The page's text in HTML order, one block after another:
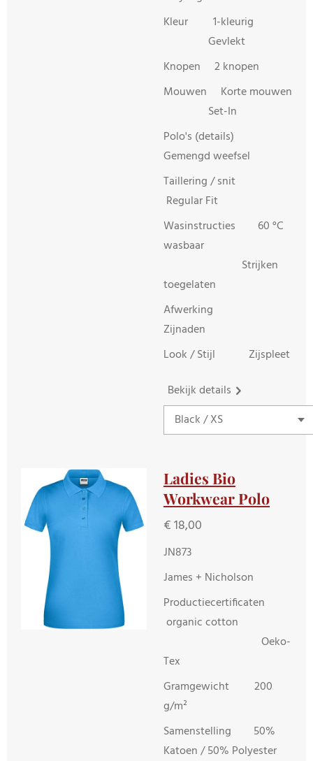
Kleur 1-kleurig
Gevlekt
Knopen 2 knopen
Mouwen Korte mouwen
Set-In
Polo's (details)
Gemengd weefsel
Taillering / snit
Regular Fit
Wasinstructies 60 °C
wasbaar
Strijken
toegelaten
Afwerking
Zijnaden
Look / Stijl Zijspleet
Bekijk details
Ladies Bio
Workwear Polo
€ 18,00
JN873
James + Nicholson
Productiecertificaten
organic cotton
Oeko-
Tex
Gramgewicht 200
g/m²
Samenstelling 50%
Katoen / 50% Polyester